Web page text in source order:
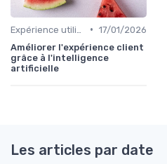
• 17/01/2026
Améliorer l'expérience client
grâce à l'intelligence
artificielle
Les articles par date